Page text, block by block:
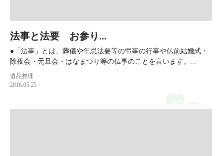
法事と法要 お参り...
●「法事」とは、葬儀や年忌法要等の弔事の行事や仏前結婚式・
除夜会・元旦会・はなまつり等の仏事のことを言います。...
遺品整理
2016.05.25